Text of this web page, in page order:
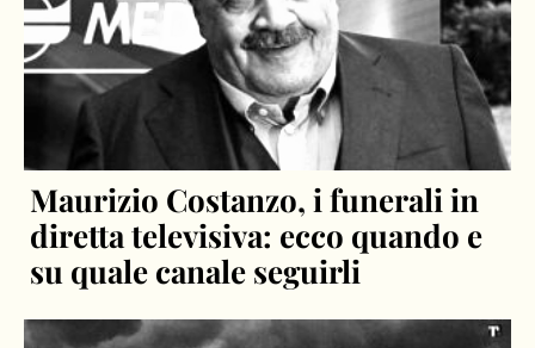
Maurizio Costanzo, i funerali in
diretta televisiva: ecco quando e
su quale canale seguirli